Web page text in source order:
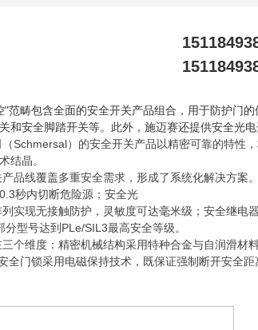
"范畴包含全面的安全开关产品组合，用于防护门
和安全脚踏开关等。此外，施迈赛还提供安全光电
Schmersal）的安全开关产品以精密可靠的特性
结晶。
品线覆盖多重安全需求，形成了系统化解决方案
秒内切断危险源；安全光
实现无接触防护，灵敏度可达毫米级；安全继
型号达到PLe/SIL3最高安全等级。
个维度：精密机械结构采用特种合金与自润滑
全门锁采用电磁保持技术，既保证强制断开安全